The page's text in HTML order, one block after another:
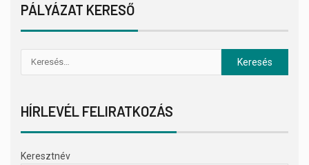
PÁLYÁZAT KERESŐ
HÍRLEVÉL FELIRATKOZÁS
Keresztnév